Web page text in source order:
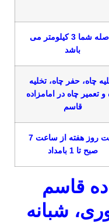
فاصله شما 3 کیلومتر می
باشد
چاه، حفر چاه، تخلیه
تعمیر چاه در امامزاده
قاسم
هفت روز هفته از ساعت 7
صبح تا 1 بامداد
قاسم
شبانه‌